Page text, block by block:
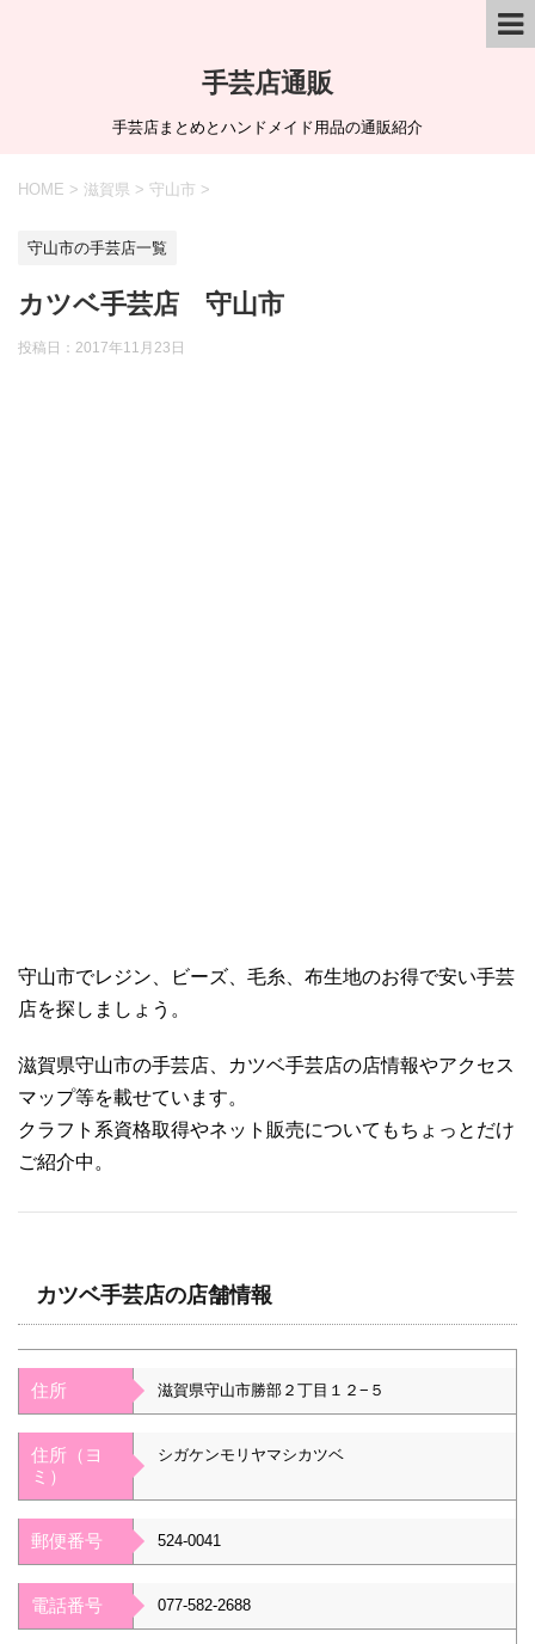
手芸店通販
手芸店まとめとハンドメイド用品の通販紹介
HOME > 滋賀県 > 守山市 >
守山市の手芸店一覧
カツベ手芸店 守山市
投稿日： 2017年11月23日
守山市でレジン、ビーズ、毛糸、布生地のお得で安い手芸
店を探しましょう。
滋賀県守山市の手芸店、カツベ手芸店の店情報やアクセス
マップ等を載せています。
クラフト系資格取得やネット販売についてもちょっとだけ
ご紹介中。
カツベ手芸店の店舗情報
住所 滋賀県守山市勝部２丁目１２−５
住所（ヨ
ミ）
シガケンモリヤマシカツベ
郵便番号 524-0041
電話番号 077-582-2688